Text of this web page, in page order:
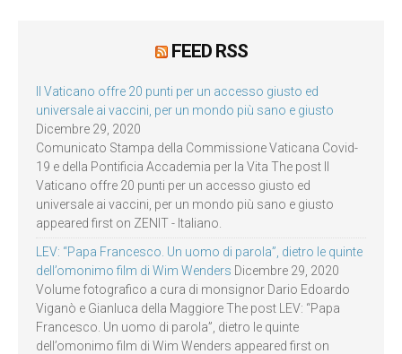
FEED RSS
Il Vaticano offre 20 punti per un accesso giusto ed
universale ai vaccini, per un mondo più sano e giusto
Dicembre 29, 2020
Comunicato Stampa della Commissione Vaticana Covid-
19 e della Pontificia Accademia per la Vita The post Il
Vaticano offre 20 punti per un accesso giusto ed
universale ai vaccini, per un mondo più sano e giusto
appeared first on ZENIT - Italiano.
LEV: “Papa Francesco. Un uomo di parola”, dietro le quinte
dell’omonimo film di Wim Wenders Dicembre 29, 2020
Volume fotografico a cura di monsignor Dario Edoardo
Viganò e Gianluca della Maggiore The post LEV: “Papa
Francesco. Un uomo di parola”, dietro le quinte
dell’omonimo film di Wim Wenders appeared first on